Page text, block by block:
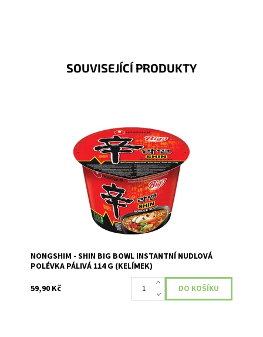
SOUVISEJÍCÍ PRODUKTY
Instantní nudlová pálivá polévka v kelímku.
Dostupnost:
Skladem
NONGSHIM - SHIN BIG BOWL INSTANTNÍ NUDLOVÁ
POLÉVKA PÁLIVÁ 114 G (KELÍMEK)
59,90 Kč